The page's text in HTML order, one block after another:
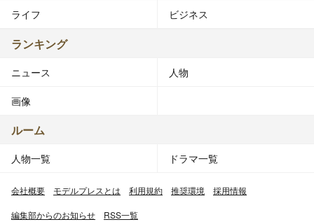
ライフ ビジネス
ランキング
ニュース 人物
画像
ルーム
人物一覧 ドラマ一覧
会社概要 モデルプレスとは 利用規約 推奨環境 採用情報
編集部からのお知らせ RSS一覧